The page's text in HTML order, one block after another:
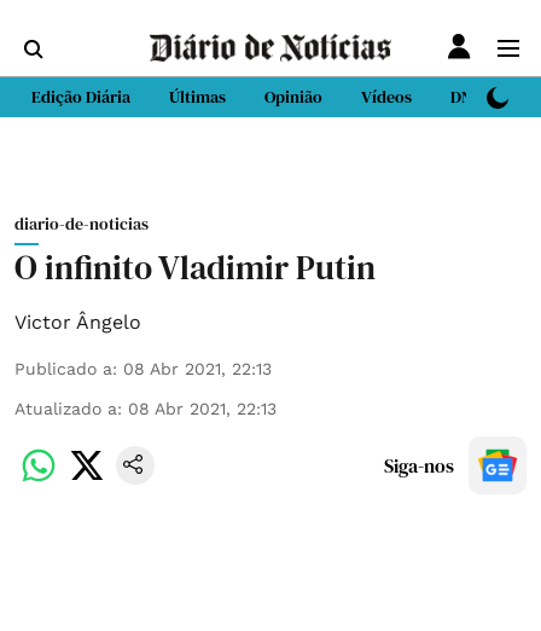
Edição Diária Últimas Opinião Vídeos DN Sport
diario-de-noticias
O infinito Vladimir Putin
Victor Ângelo
Publicado a: 08 Abr 2021, 22:13
Atualizado a: 08 Abr 2021, 22:13
Siga-nos